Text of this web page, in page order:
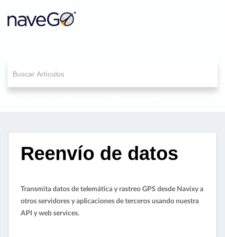
Reenvío de datos
Transmita datos de telemática y rastreo GPS desde Navixy a
otros servidores y aplicaciones de terceros usando nuestra
API y web services.